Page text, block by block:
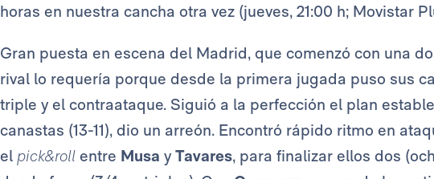
horas en nuestra cancha otra vez (jueves, 21:00 h; Movistar
Gran puesta en escena del Madrid, que comenzó con una
rival lo requería porque desde la primera jugada puso sus
triple y el contraataque. Siguió a la perfección el plan
canastas (13-11), dio un arreón. Encontró rápido ritmo en
el pick&roll entre Musa y Tavares, para finalizar ellos dos